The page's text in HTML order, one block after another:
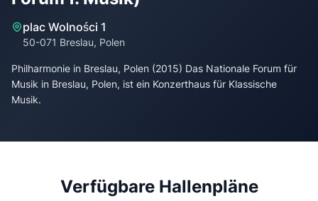
plac Wolności 1
50-071 Breslau, Polen
Philharmonie in Breslau, Polen (2015) Das Nationale Forum für
Musik in Breslau, Polen, ist ein Konzerthaus für Klassische
Musik.
Verfügbare Hallenpläne